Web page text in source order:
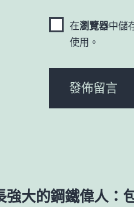
在瀏覽器中儲
使用。
強大的鋼鐵偉人：